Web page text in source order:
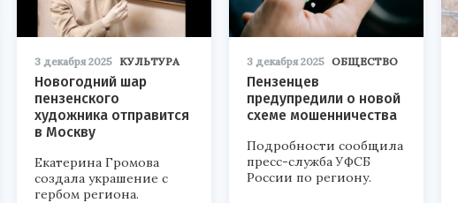
3 декабря 2025 КУЛЬТУРА
Новогодний шар
пензенского
художника отправится
в Москву
Екатерина Громова
создала украшение с
гербом региона.
3 декабря 2025 ОБЩЕСТВО
Пензенцев
предупредили о новой
схеме мошенничества
Подробности сообщила
пресс-служба УФСБ
России по региону.